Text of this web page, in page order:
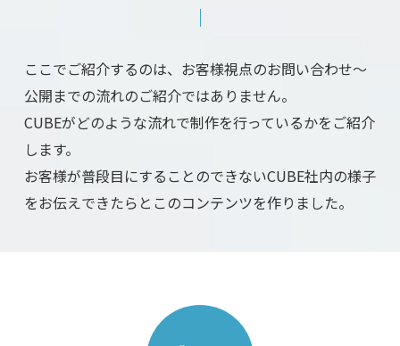
ここでご紹介するのは、お客様視点のお問い合わせ～
公開までの流れのご紹介ではありません。
CUBEがどのような流れで制作を行っているかをご紹介
します。
お客様が普段目にすることのできないCUBE社内の様子
をお伝えできたらと このコンテンツを作りました。